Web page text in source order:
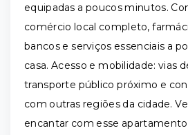
equipadas a poucos minutos.
comércio local completo,
bancos e serviços essenciais a
casa. Acesso e mobilidade: vias
transporte público próximo e
com outras regiões da cidade.
encantar com esse